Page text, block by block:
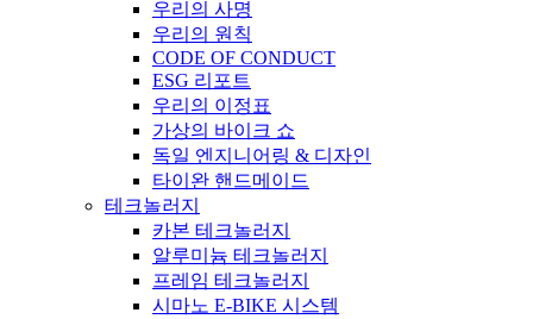
우리의 사명
우리의 원칙
CODE OF CONDUCT
ESG 리포트
우리의 이정표
가상의 바이크 쇼
독일 엔지니어링 & 디자인
타이완 핸드메이드
테크놀러지
카본 테크놀러지
알루미늄 테크놀러지
프레임 테크놀러지
시마노 E-BIKE 시스템